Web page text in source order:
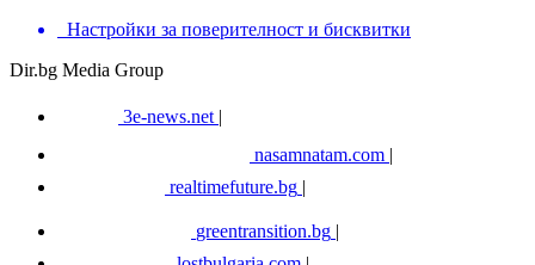
Настройки за поверителност и бисквитки
Dir.bg Media Group
3e-news.net |
nasamnatam.com |
realtimefuture.bg |
greentransition.bg |